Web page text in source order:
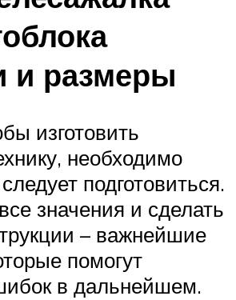
и размеры
изготовить
необходимо
подготовиться.
значения и сделать
– важнейшие
помогут
в дальнейшем.